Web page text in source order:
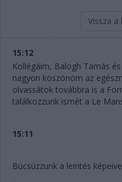
Vissza
15:12
Kollégáim, Balogh Tamás
nagyon köszönöm az
olvassátok továbbra is a
találkozzunk ismét a Le
15:11
Búcsúzzunk a leintés